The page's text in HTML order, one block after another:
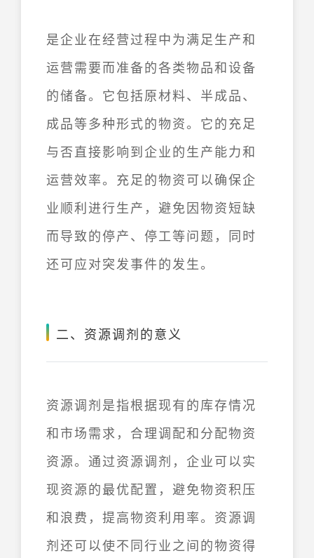
是企业在经营过程中为满足生产和
运营需要而准备的各类物品和设备
的储备。它包括原材料、半成品、
成品等多种形式的物资。它的充足
与否直接影响到企业的生产能力和
运营效率。充足的物资可以确保企
业顺利进行生产，避免因物资短缺
而导致的停产、停工等问题，同时
还可应对突发事件的发生。
二、资源调剂的意义
资源调剂是指根据现有的库存情况
和市场需求，合理调配和分配物资
资源。通过资源调剂，企业可以实
现资源的最优配置，避免物资积压
和浪费，提高物资利用率。资源调
剂还可以使不同行业之间的物资得